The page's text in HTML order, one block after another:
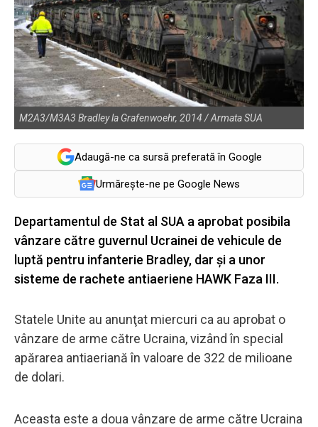
M2A3/M3A3 Bradley la Grafenwoehr, 2014 / Armata SUA
Adaugă-ne ca sursă preferată în Google
Urmărește-ne pe Google News
Departamentul de Stat al SUA a aprobat posibila
vânzare către guvernul Ucrainei de vehicule de
luptă pentru infanterie Bradley, dar și a unor
sisteme de rachete antiaeriene HAWK Faza III.
Statele Unite au anunţat miercuri ca au aprobat o
vânzare de arme către Ucraina, vizând în special
apărarea antiaeriană în valoare de 322 de milioane
de dolari.
Aceasta este a doua vânzare de arme către Ucraina